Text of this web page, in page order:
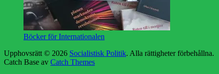
Böcker för Internationalen
Upphovsrätt © 2026 Socialistisk Politik. Alla rättigheter förbehållna.
Catch Base av Catch Themes